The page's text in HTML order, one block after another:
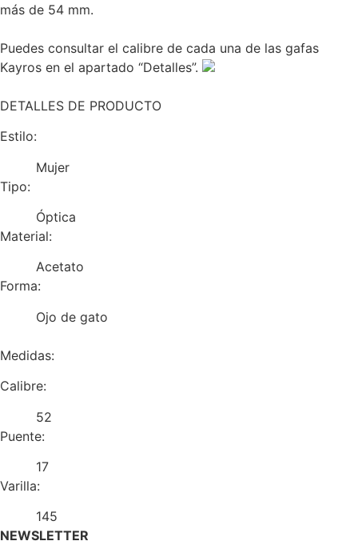
más de 54 mm.
Puedes consultar el calibre de cada una de las gafas
Kayros en el apartado “Detalles”.
DETALLES DE PRODUCTO
Estilo:
Mujer
Tipo:
Óptica
Material:
Acetato
Forma:
Ojo de gato
Medidas:
Calibre:
52
Puente:
17
Varilla:
145
NEWSLETTER